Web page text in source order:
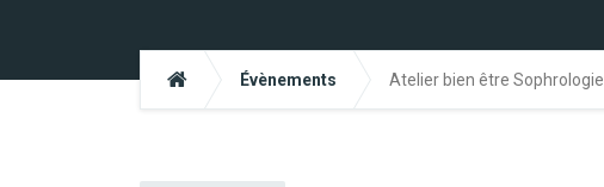
Évènements Atelier bien être Sophrologie